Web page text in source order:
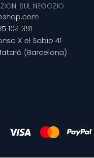
SUL NEGOZIO
104 391
X el Sabio 41
(Barcelona)